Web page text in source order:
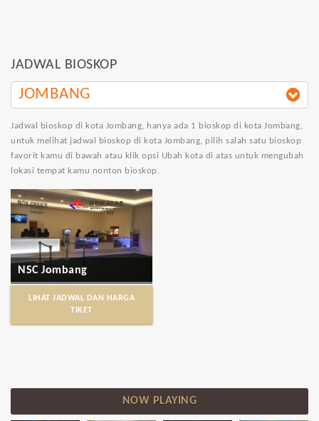
JADWAL BIOSKOP
JOMBANG
Jadwal bioskop di kota Jombang, hanya ada 1 bioskop di kota Jombang,
untuk melihat jadwal bioskop di kota Jombang, pilih salah satu bioskop
favorit kamu di bawah atau klik opsi Ubah kota di atas untuk mengubah
lokasi tempat kamu nonton bioskop.
NSC Jombang
LIHAT JADWAL DAN HARGA
TIKET
NOW PLAYING